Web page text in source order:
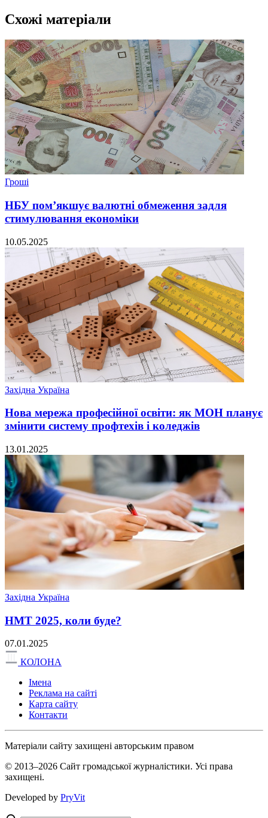
Схожі матеріали
Гроші
НБУ пом’якшує валютні обмеження задля
стимулювання економіки
10.05.2025
Західна Україна
Нова мережа професійної освіти: як МОН планує
змінити систему профтехів і коледжів
13.01.2025
Західна Україна
НМТ 2025, коли буде?
07.01.2025
КОЛОНА
Імена
Реклама на сайті
Карта сайту
Контакти
Матеріали сайту захищені авторським правом
© 2013–2026 Сайт громадської журналістики. Усі права
захищені.
Developed by PryVit